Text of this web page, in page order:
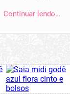
Continuar lendo…